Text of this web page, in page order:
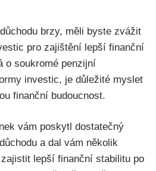
brzy, měli byste zvážit
pro zajištění lepší finanční
o soukromé penzijní
investic, je důležité myslet
finanční budoucnost.
vám poskytl dostatečný
a dal vám několik
lepší finanční stabilitu po